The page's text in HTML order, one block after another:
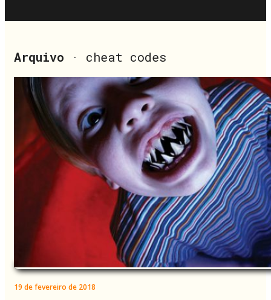
Arquivo · cheat codes
19 de fevereiro de 2018